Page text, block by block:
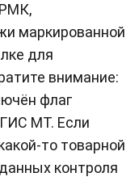
маркированной
для
внимание:
флаг
МТ. Если
то товарной
контроля